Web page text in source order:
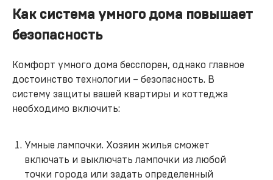
Как система умного дома повышает
безопасность
Комфорт умного дома бесспорен, однако главное
достоинство технологии – безопасность. В
систему защиты вашей квартиры и коттеджа
необходимо включить:
Умные лампочки. Хозяин жилья сможет
включать и выключать лампочки из любой
точки города или задать определенный